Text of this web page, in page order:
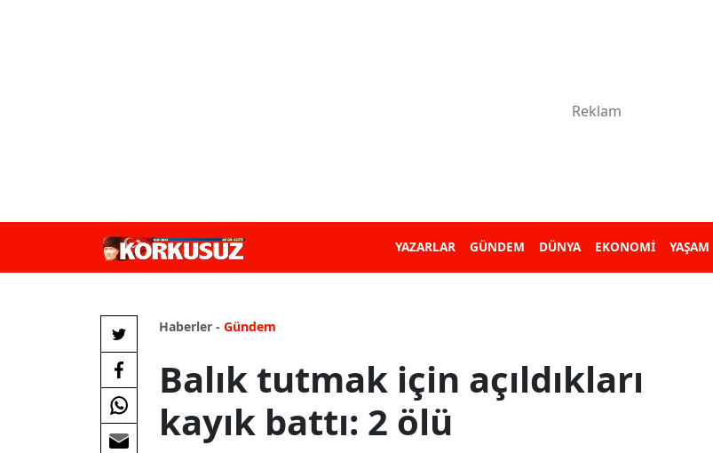
YAZARLAR GÜNDEM DÜNYA EKONOMİ YAŞAM
Haberler - Gündem
Balık tutmak için açıldıkları
kayık battı: 2 ölü